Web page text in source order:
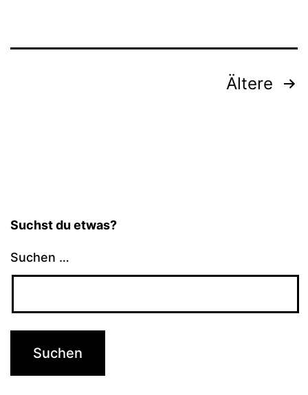
Seitennummerierung
Ältere
Suchst du etwas?
Suchen …